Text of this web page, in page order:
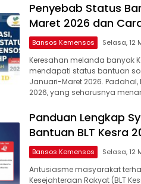
Penyebab Status
Maret 2026 dan
Bansos Kemensos
Keresahan melanda banyak
mendapati status bantuan
Januari-Maret 2026.
2026, yang seharusnya
Panduan Lengkap
Bantuan BLT Kesra
Bansos Kemensos
Antusiasme masyarakat
Kesejahteraan Rakyat (BLT